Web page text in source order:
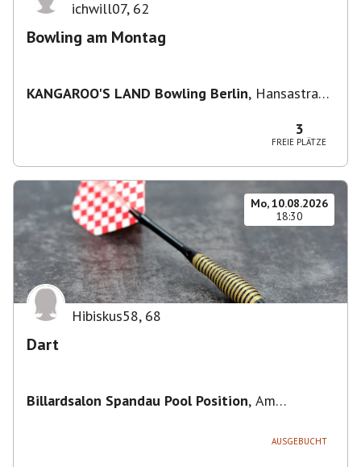
ichwill07, 62
Bowling am Montag
KANGAROO'S LAND Bowling Berlin, Hansastraße
3
FREIE PLÄTZE
Mo, 10.08.2026
18:30
Hibiskus58, 68
Dart
Billardsalon Spandau Pool Position, Am
AUSGEBUCHT